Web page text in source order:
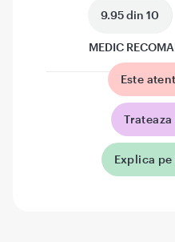
9.95 din 10
MEDIC
Este
Explica